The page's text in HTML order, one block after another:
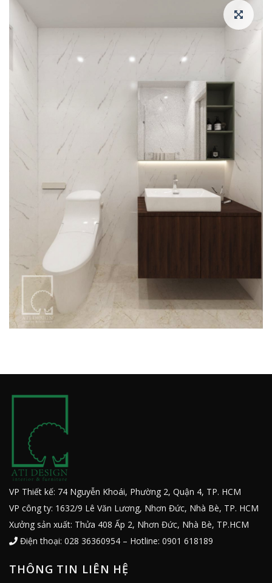
VP Thiết kế: 74 Nguyễn Khoái, Phường 2, Quận 4, TP. HCM
VP công ty: 1632/9 Lê Văn Lương, Nhơn Đức, Nhà Bè, TP. HCM
Xưởng sản xuất: Thửa 408 Ấp 2, Nhơn Đức, Nhà Bè, TP.HCM
Điện thoại: 028 36360954 – Hotline: 0901 618189
THÔNG TIN LIÊN HỆ